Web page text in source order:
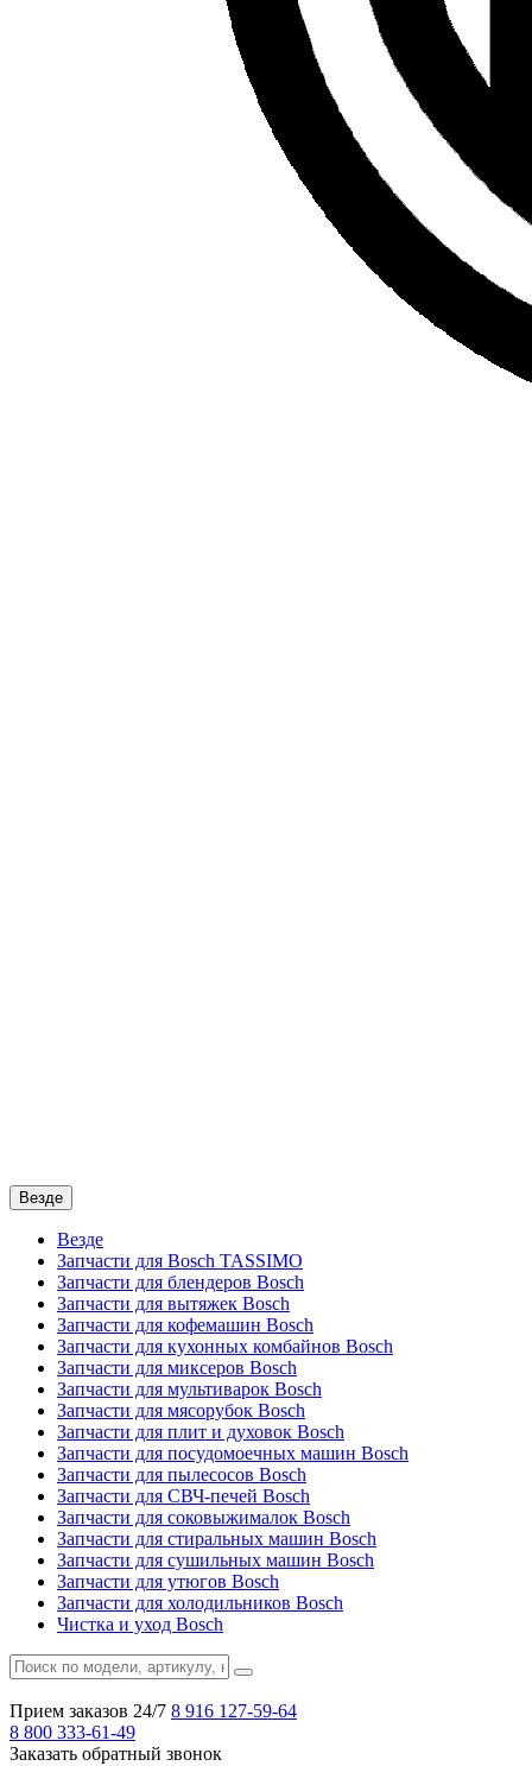
Везде
Везде
Запчасти для Bosch TASSIMO
Запчасти для блендеров Bosch
Запчасти для вытяжек Bosch
Запчасти для кофемашин Bosch
Запчасти для кухонных комбайнов Bosch
Запчасти для миксеров Bosch
Запчасти для мультиварок Bosch
Запчасти для мясорубок Bosch
Запчасти для плит и духовок Bosch
Запчасти для посудомоечных машин Bosch
Запчасти для пылесосов Bosch
Запчасти для СВЧ-печей Bosch
Запчасти для соковыжималок Bosch
Запчасти для стиральных машин Bosch
Запчасти для сушильных машин Bosch
Запчасти для утюгов Bosch
Запчасти для холодильников Bosch
Чистка и уход Bosch
Прием заказов 24/7 8 916 127-59-64
8 800 333-61-49
Заказать обратный звонок